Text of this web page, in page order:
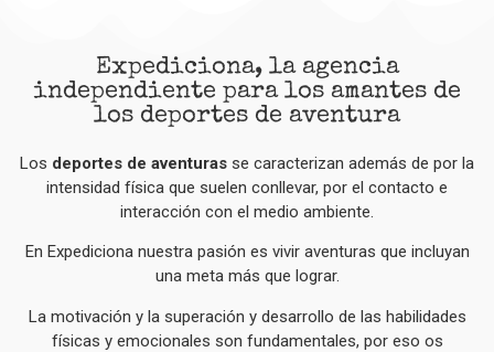
Expediciona, la agencia
independiente para los amantes de
los deportes de aventura
Los deportes de aventuras se caracterizan además de por la
intensidad física que suelen conllevar, por el contacto e
interacción con el medio ambiente.
En Expediciona nuestra pasión es vivir aventuras que incluyan
una meta más que lograr.
La motivación y la superación y desarrollo de las habilidades
físicas y emocionales son fundamentales, por eso os